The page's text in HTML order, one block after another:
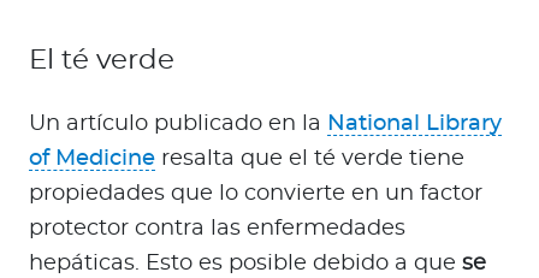
El té verde
Un artículo publicado en la National Library
of Medicine resalta que el té verde tiene
propiedades que lo convierte en un factor
protector contra las enfermedades
hepáticas. Esto es posible debido a que se